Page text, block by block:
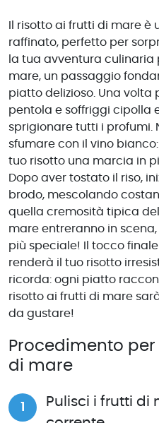
Il risotto ai frutti di mare è
raffinato, perfetto per
la tua avventura culinaria
mare, un passaggio
piatto delizioso. Una volta
pentola e soffriggi cipolla
sprigionare tutti i profumi.
sfumare con il vino
tuo risotto una marcia in
Dopo aver tostato il riso,
brodo, mescolando
quella cremosità tipica
mare entreranno in
più speciale! Il tocco
renderà il tuo risotto
ricorda: ogni piatto
risotto ai frutti di mare
da gustare!
Procedimento
di mare
Pulisci i frutti di